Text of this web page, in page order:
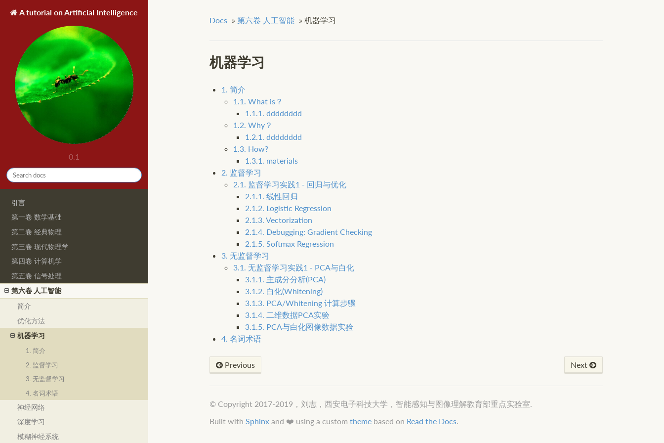
A tutorial on Artificial Intelligence
0.1
引言
第一卷 数学基础
第二卷 经典物理
第三卷 现代物理学
第四卷 计算机学
第五卷 信号处理
第六卷 人工智能
简介
优化方法
机器学习
1. 简介
2. 监督学习
3. 无监督学习
4. 名词术语
神经网络
深度学习
模糊神经系统
Docs » 第六卷 人工智能 » 机器学习
机器学习
1. 简介
1.1. What is？
1.1.1. dddddddd
1.2. Why？
1.2.1. dddddddd
1.3. How?
1.3.1. materials
2. 监督学习
2.1. 监督学习实践1 - 回归与优化
2.1.1. 线性回归
2.1.2. Logistic Regression
2.1.3. Vectorization
2.1.4. Debugging: Gradient Checking
2.1.5. Softmax Regression
3. 无监督学习
3.1. 无监督学习实践1 - PCA与白化
3.1.1. 主成分分析(PCA)
3.1.2. 白化(Whitening)
3.1.3. PCA/Whitening 计算步骤
3.1.4. 二维数据PCA实验
3.1.5. PCA与白化图像数据实验
4. 名词术语
Next
Previous
© Copyright 2017-2019，刘志，西安电子科技大学，智能感知与图像理解教育部重点实验室.
Built with Sphinxand ❤️ using a custom themebased on Read the Docs.